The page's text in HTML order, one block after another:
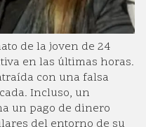
de la joven de 24
en las últimas horas.
con una falsa
Incluso, un
un pago de dinero